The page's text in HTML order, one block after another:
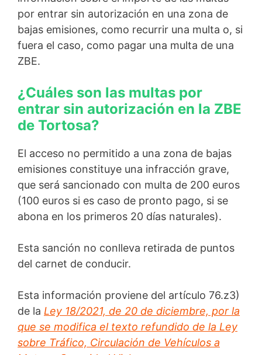
por entrar sin autorización en una zona de
bajas emisiones, como recurrir una multa o, si
fuera el caso, como pagar una multa de una
ZBE.
¿Cuáles son las multas por
entrar sin autorización en la ZBE
de Tortosa?
El acceso no permitido a una zona de bajas
emisiones constituye una infracción grave,
que será sancionado con multa de 200 euros
(100 euros si es caso de pronto pago, si se
abona en los primeros 20 días naturales).
Esta sanción no conlleva retirada de puntos
del carnet de conducir.
Esta información proviene del artículo 76.z3)
de la Ley 18/2021, de 20 de diciembre, por la
que se modifica el texto refundido de la Ley
sobre Tráfico, Circulación de Vehículos a